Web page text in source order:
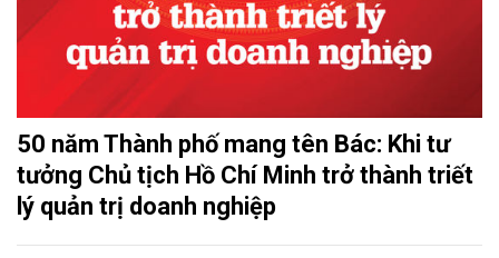
50 năm Thành phố mang tên Bác: Khi tư
tưởng Chủ tịch Hồ Chí Minh trở thành triết
lý quản trị doanh nghiệp